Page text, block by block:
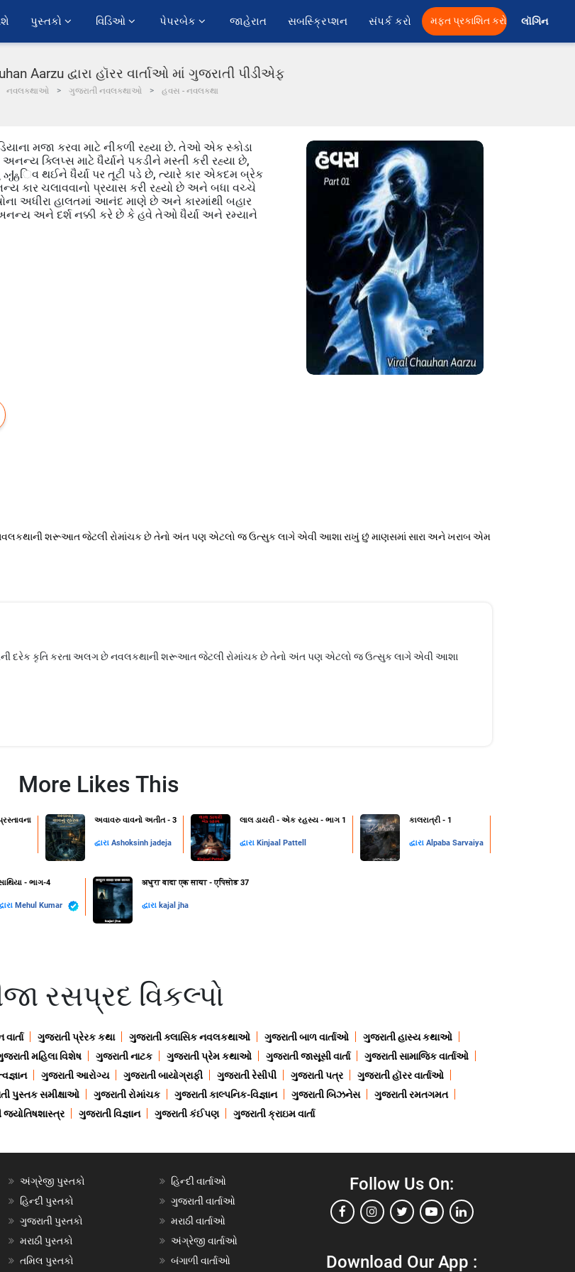
પુસ્તકો વિડિઓ પેપરબેક જાહેરાત સબસ્ક્રિપ્શન સંપર્ક કરો મફત પ્રકાશિત કરો લૉગિન
Aarzu દ્વારા હૉરર વાર્તાઓ માં ગુજરાતી પીડીએફ
નવલકથાઓ ગુજરાતી નવલકથાઓ હવસ - નવલકથા
મજા કરવા માટે નીકળી રહ્યા છે. તેઓ એક સ્કોડા
ક્લિપ્સ માટે ધૈર્યાને પકડીને મસ્તી કરી રહ્યા છે,
აქტિવ થઈને ધૈર્યા પર તૂટી પડે છે, ત્યારે કાર એકદમ બ્રેક
કાર ચલાવવાનો પ્રયાસ કરી રહ્યો છે અને બધા વચ્ચે
અધીરા હાલતમાં આનંદ માણે છે અને કારમાંથી બહાર
અને દર્શ નક્કી કરે છે કે હવે તેઓ ધૈર્યા અને રમ્યાને
નવલકથાની શરૂઆત જેટલી રોમાંચક છે તેનો અંત પણ એટલો જ ઉત્સુક લાગે એવી આશા રાખું છું માણસમાં સારા અને ખરાબ એમ
દરેક કૃતિ કરતા અલગ છે નવલકથાની શરૂઆત જેટલી રોમાંચક છે તેનો અંત પણ એટલો જ ઉત્સુક લાગે એવી આશા
More Likes This
અવાવરુ વાવનો અતીત - 3
દ્વારા Ashoksinh jadeja
લાલ ડાયરી - એક રહસ્ય - ભાગ 1
દ્વારા Kinjaal Pattell
કાલરાત્રી - 1
દ્વારા Alpaba Sarvaiya
- ભાગ-4
Mehul Kumar
अधुरा वादा एक साया - एपिसोड 37
દ્વારા kajal jha
રસપ્રદ વિકલ્પો
ગુજરાતી પ્રેરક કથા ગુજરાતી ક્લાસિક નવલકથાઓ ગુજરાતી બાળ વાર્તાઓ
ગુજરાતી હાસ્ય કથાઓ
મહિલા વિશેષ ગુજરાતી નાટક ગુજરાતી પ્રેમ કથાઓ ગુજરાતી જાસૂસી વાર્તા
ગુજરાતી સામાજિક વાર્તાઓ
ગુજરાતી આરોગ્ય ગુજરાતી બાયોગ્રાફી ગુજરાતી રેસીપી ગુજરાતી પત્ર
ગુજરાતી હૉરર વાર્તાઓ
પુસ્તક સમીક્ષાઓ ગુજરાતી રોમાંચક ગુજરાતી કાલ્પનિક-વિજ્ઞાન ગુજરાતી બિઝનેસ
ગુજરાતી રમતગમત
જ્યોતિષશાસ્ત્ર ગુજરાતી વિજ્ઞાન ગુજરાતી કંઈપણ ગુજરાતી ક્રાઇમ વાર્તા
અંગ્રેજી પુસ્તકો
હિન્દી પુસ્તકો
ગુજરાતી પુસ્તકો
મરાઠી પુસ્તકો
તમિલ પુસ્તકો
હિન્દી વાર્તાઓ
ગુજરાતી વાર્તાઓ
મરાઠી વાર્તાઓ
અંગ્રેજી વાર્તાઓ
બંગાળી વાર્તાઓ
Follow Us On:
Download Our App :